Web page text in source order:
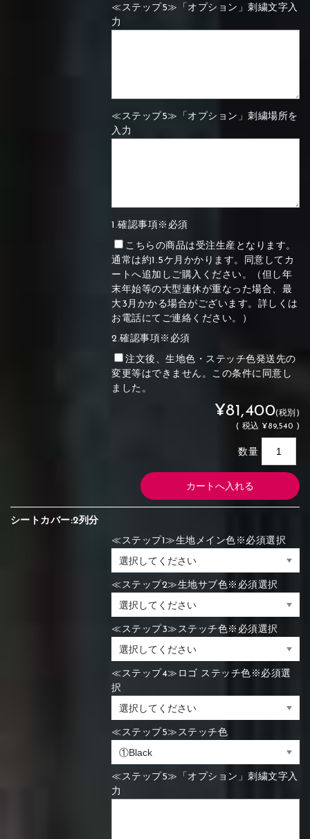
≪ステップ5≫「オプション」刺繍文字入
力
≪ステップ5≫「オプション」刺繍場所を
入力
1.確認事項※必須
こちらの商品は受注生産となります。
通常は約1.5ケ月かかります。同意してカ
ートへ追加しご購入ください。（但し年
末年始等の大型連休が重なった場合、最
大3月かかる場合がございます。詳しくは
お電話にてご連絡ください。）
2.確認事項※必須
注文後、生地色・ステッチ色発送先の
変更等はできません。この条件に同意し
ました。
¥81,400(税別)
( 税込 ¥89,540 )
数量
シートカバー:2列分
≪ステップ1≫生地メイン色※必須選択
≪ステップ2≫生地サブ色※必須選択
≪ステップ3≫ステッチ色※必須選択
≪ステップ4≫ロゴ ステッチ色※必須選
択
≪ステップ5≫ステッチ色
≪ステップ5≫「オプション」刺繍文字入
力